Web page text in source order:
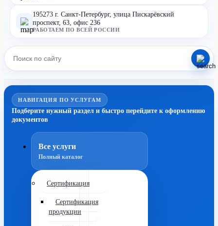
195273 г. Санкт-Петербург, улица Пискарёвский
проспект, 63, офис 236
РАБОТАЕМ ПО ВСЕЙ РОССИИ
НАВИГАЦИЯ ПО УСЛУГАМ
Подберите нужный раздел и быстро перейдите к оформлению
документов
Все услуги
Полный каталог
Сертификация
Сертификация
продукции